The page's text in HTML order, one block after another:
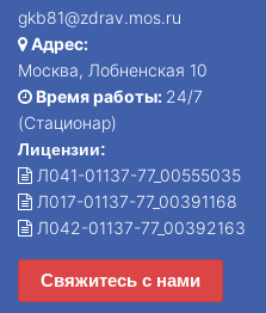
gkb81@zdrav.mos.ru
Адрес:
Москва, Лобненская 10
Время работы: 24/7
(Стационар)
Лицензии:
Л041-01137-77_00555035
Л017-01137-77_00391168
Л042-01137-77_00392163
Свяжитесь с нами